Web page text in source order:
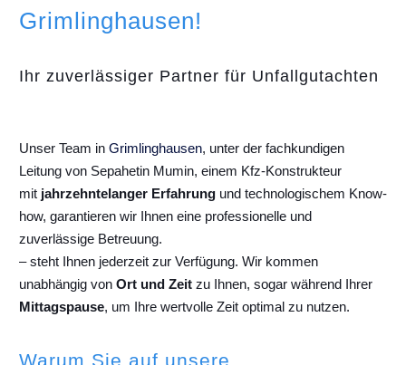
Grimlinghausen!
Ihr zuverlässiger Partner für Unfallgutachten
Unser Team in Grimlinghausen, unter der fachkundigen
Leitung von Sepahetin Mumin, einem Kfz-Konstrukteur
mit jahrzehntelanger Erfahrung und technologischem Know-
how, garantieren wir Ihnen eine professionelle und
zuverlässige Betreuung.
– steht Ihnen jederzeit zur Verfügung. Wir kommen
unabhängig von Ort und Zeit zu Ihnen, sogar während Ihrer
Mittagspause, um Ihre wertvolle Zeit optimal zu nutzen.
Warum Sie auf unsere